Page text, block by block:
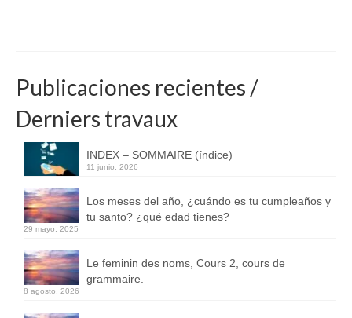
Publicaciones recientes /
Derniers travaux
INDEX – SOMMAIRE (índice)
11 junio, 2026
Los meses del año, ¿cuándo es tu cumpleaños y
tu santo? ¿qué edad tienes?
29 mayo, 2025
Le feminin des noms, Cours 2, cours de
grammaire.
8 agosto, 2026